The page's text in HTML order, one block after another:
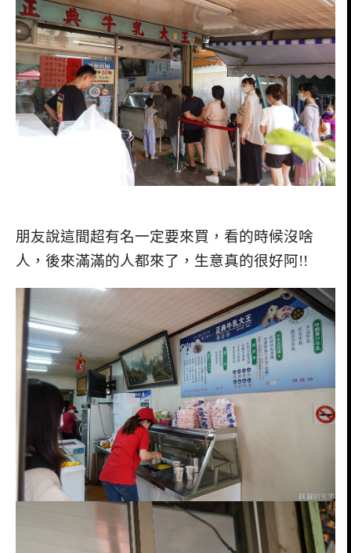
朋友說這間超有名一定要來買，看的時候沒啥
人，後來滿滿的人都來了，生意真的很好阿!!